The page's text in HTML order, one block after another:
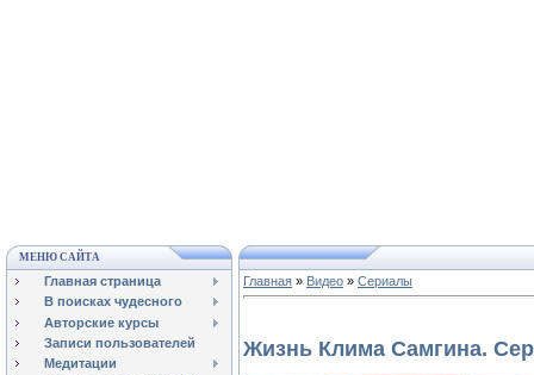
МЕНЮ САЙТА
Главная страница
В поисках чудесного
Авторские курсы
Записи пользователей
Медитации
Главная » Видео » Сериалы
Жизнь Клима Самгина.